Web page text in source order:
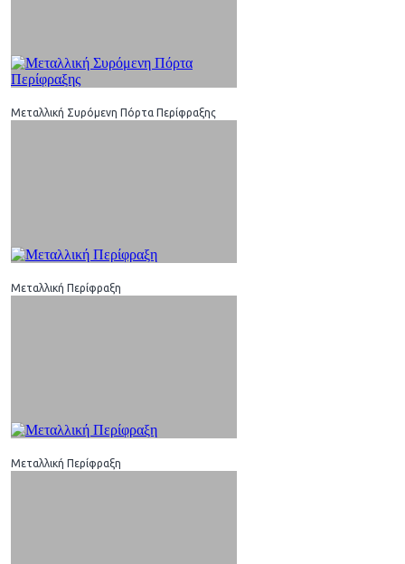
Μεταλλική Συρόμενη Πόρτα Περίφραξης
Μεταλλική Περίφραξη
Μεταλλική Περίφραξη